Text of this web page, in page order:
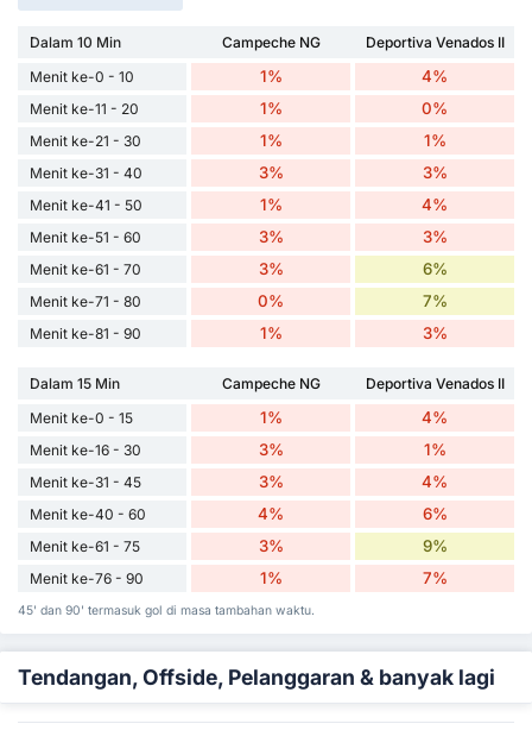
Dalam 10 Min Campeche NG
Deportiva Venados II
Menit ke-0 - 10
1% 4%
Menit ke-11 - 20 1% 0%
Menit ke-21 - 30 1% 1%
Menit ke-31 - 40 3% 3%
Menit ke-41 - 50 1% 4%
Menit ke-51 - 60 3% 3%
Menit ke-61 - 70 3% 6%
Menit ke-71 - 80 0% 7%
Menit ke-81 - 90 1% 3%
Dalam 15 Min Campeche NG
Deportiva Venados II
Menit ke-0 - 15
1% 4%
Menit ke-16 - 30 3% 1%
Menit ke-31 - 45 3% 4%
Menit ke-40 - 60 4% 6%
Menit ke-61 - 75 3% 9%
Menit ke-76 - 90 1% 7%
45' dan 90' termasuk gol di masa tambahan waktu.
Tendangan, Offside, Pelanggaran & banyak lagi